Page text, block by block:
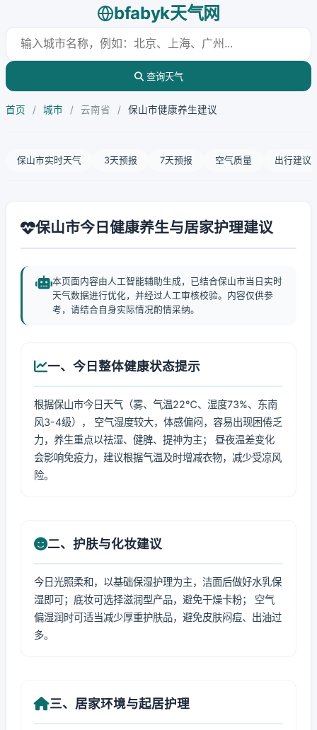
bfabyk天气网
查询天气
首页 / 城市 / 云南省 / 保山市健康养生建议
保山市实时天气 3天预报 7天预报 空气质量 出行建议
保山市今日健康养生与居家护理建议
本页面内容由人工智能辅助生成，已结合保山市当日实时
天气数据进行优化，并经过人工审核校验。内容仅供参
考，请结合自身实际情况酌情采纳。
一、今日整体健康状态提示
根据保山市今日天气（雾、气温22℃、湿度73%、东南
风3-4级）， 空气湿度较大，体感偏闷，容易出现困倦乏
力，养生重点以祛湿、健脾、提神为主； 昼夜温差变化
会影响免疫力，建议根据气温及时增减衣物，减少受凉风
险。
二、护肤与化妆建议
今日光照柔和，以基础保湿护理为主，洁面后做好水乳保
湿即可；底妆可选择滋润型产品，避免干燥卡粉； 空气
偏湿润时可适当减少厚重护肤品，避免皮肤闷痘、出油过
多。
三、居家环境与起居护理